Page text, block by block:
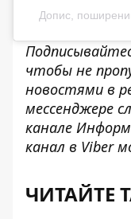
Допис,
чтобы не
новостями в
мессенджере
канале
канал в Viber
ЧИТАЙТЕ